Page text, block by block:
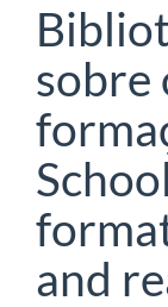
sobre
and